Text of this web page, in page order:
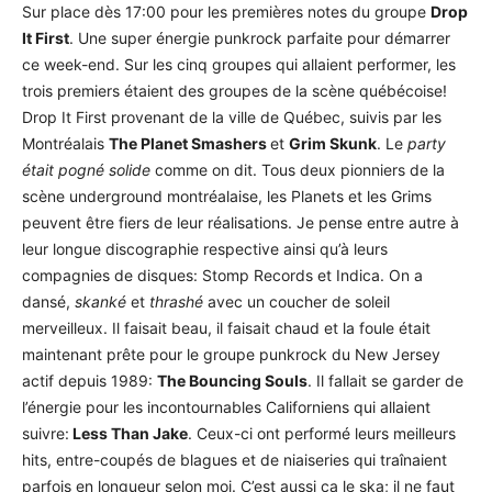
Sur place dès 17:00 pour les premières notes du groupe Drop
It First. Une super énergie punkrock parfaite pour démarrer
ce week-end. Sur les cinq groupes qui allaient performer, les
trois premiers étaient des groupes de la scène québécoise!
Drop It First provenant de la ville de Québec, suivis par les
Montréalais The Planet Smasherset Grim Skunk. Le party
était pogné solide comme on dit. Tous deux pionniers de la
scène underground montréalaise, les Planets et les Grims
peuvent être fiers de leur réalisations. Je pense entre autre à
leur longue discographie respective ainsi qu’à leurs
compagnies de disques: Stomp Records et Indica. On a
dansé, skanké et thrashé avec un coucher de soleil
merveilleux. Il faisait beau, il faisait chaud et la foule était
maintenant prête pour le groupe punkrock du New Jersey
actif depuis 1989: The Bouncing Souls. Il fallait se garder de
l’énergie pour les incontournables Californiens qui allaient
suivre: Less Than Jake. Ceux-ci ont performé leurs meilleurs
hits, entre-coupés de blagues et de niaiseries qui traînaient
parfois en longueur selon moi. C’est aussi ça le ska; il ne faut